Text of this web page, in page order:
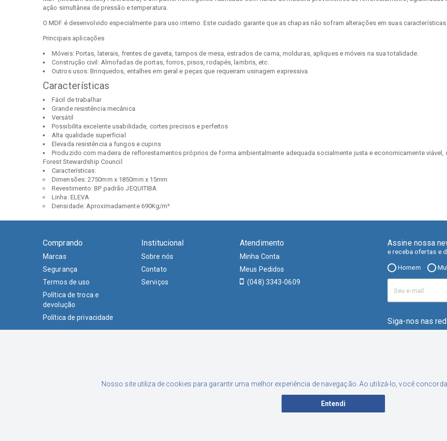
ação simultânea de pressão e temperatura.
O MDF é desenvolvido especialmente para uso interno. Este cuidado garante que as chapas não sofram alterações em suas
Principais aplicações
Móveis: Portas, laterais, frentes de gaveta, tampos de mesa, estrados de cama, molduras, apliques e móveis na sua totalidade.
Construção civil: Almofadas de portas, forros, pisos, rodapés, lambris, etc.
Outros usos: Brinquedos, entalhes em geral e peças que requeiram usinagem expressiva.
Características
Fácil de trabalhar
Grande resistência mecânica
Versátil
Possibilita excelente usabilidade, cortes precisos e perfeitos
Alta qualidade superficial
Elevada resistência a fungos e cupins
Produzido com madeira de reflorestamentos próprios de forma ambientalmente adequada socialmente justa e economicamente
Forest Stewardship Council
Características:
Dimensões: 2750mm x 1850mm x 15mm
Revestimento: BP padrão JEQUITIBA
Linha: ELEVA
Densidade: Aproximadamente 690Kg/m³
Nosso site utiliza de cookies para garantir uma melhor experiência de navegação. Ao utilizá-lo, você
Entendi
Comprando
Marcas
Segurança
Termos de uso
Política de troca e
devolução
Política de privacidade
Institucional
Sobre nós
Contato
Serviços
Atendimento
Minha Conta
Meus Pedidos
(048) 3343-0609
Assine nossa
e receba ofertas e
Homem
Siga-nos nas
Formas de Pagamento